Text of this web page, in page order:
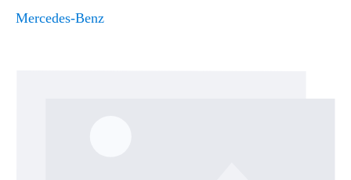
Mercedes-Benz